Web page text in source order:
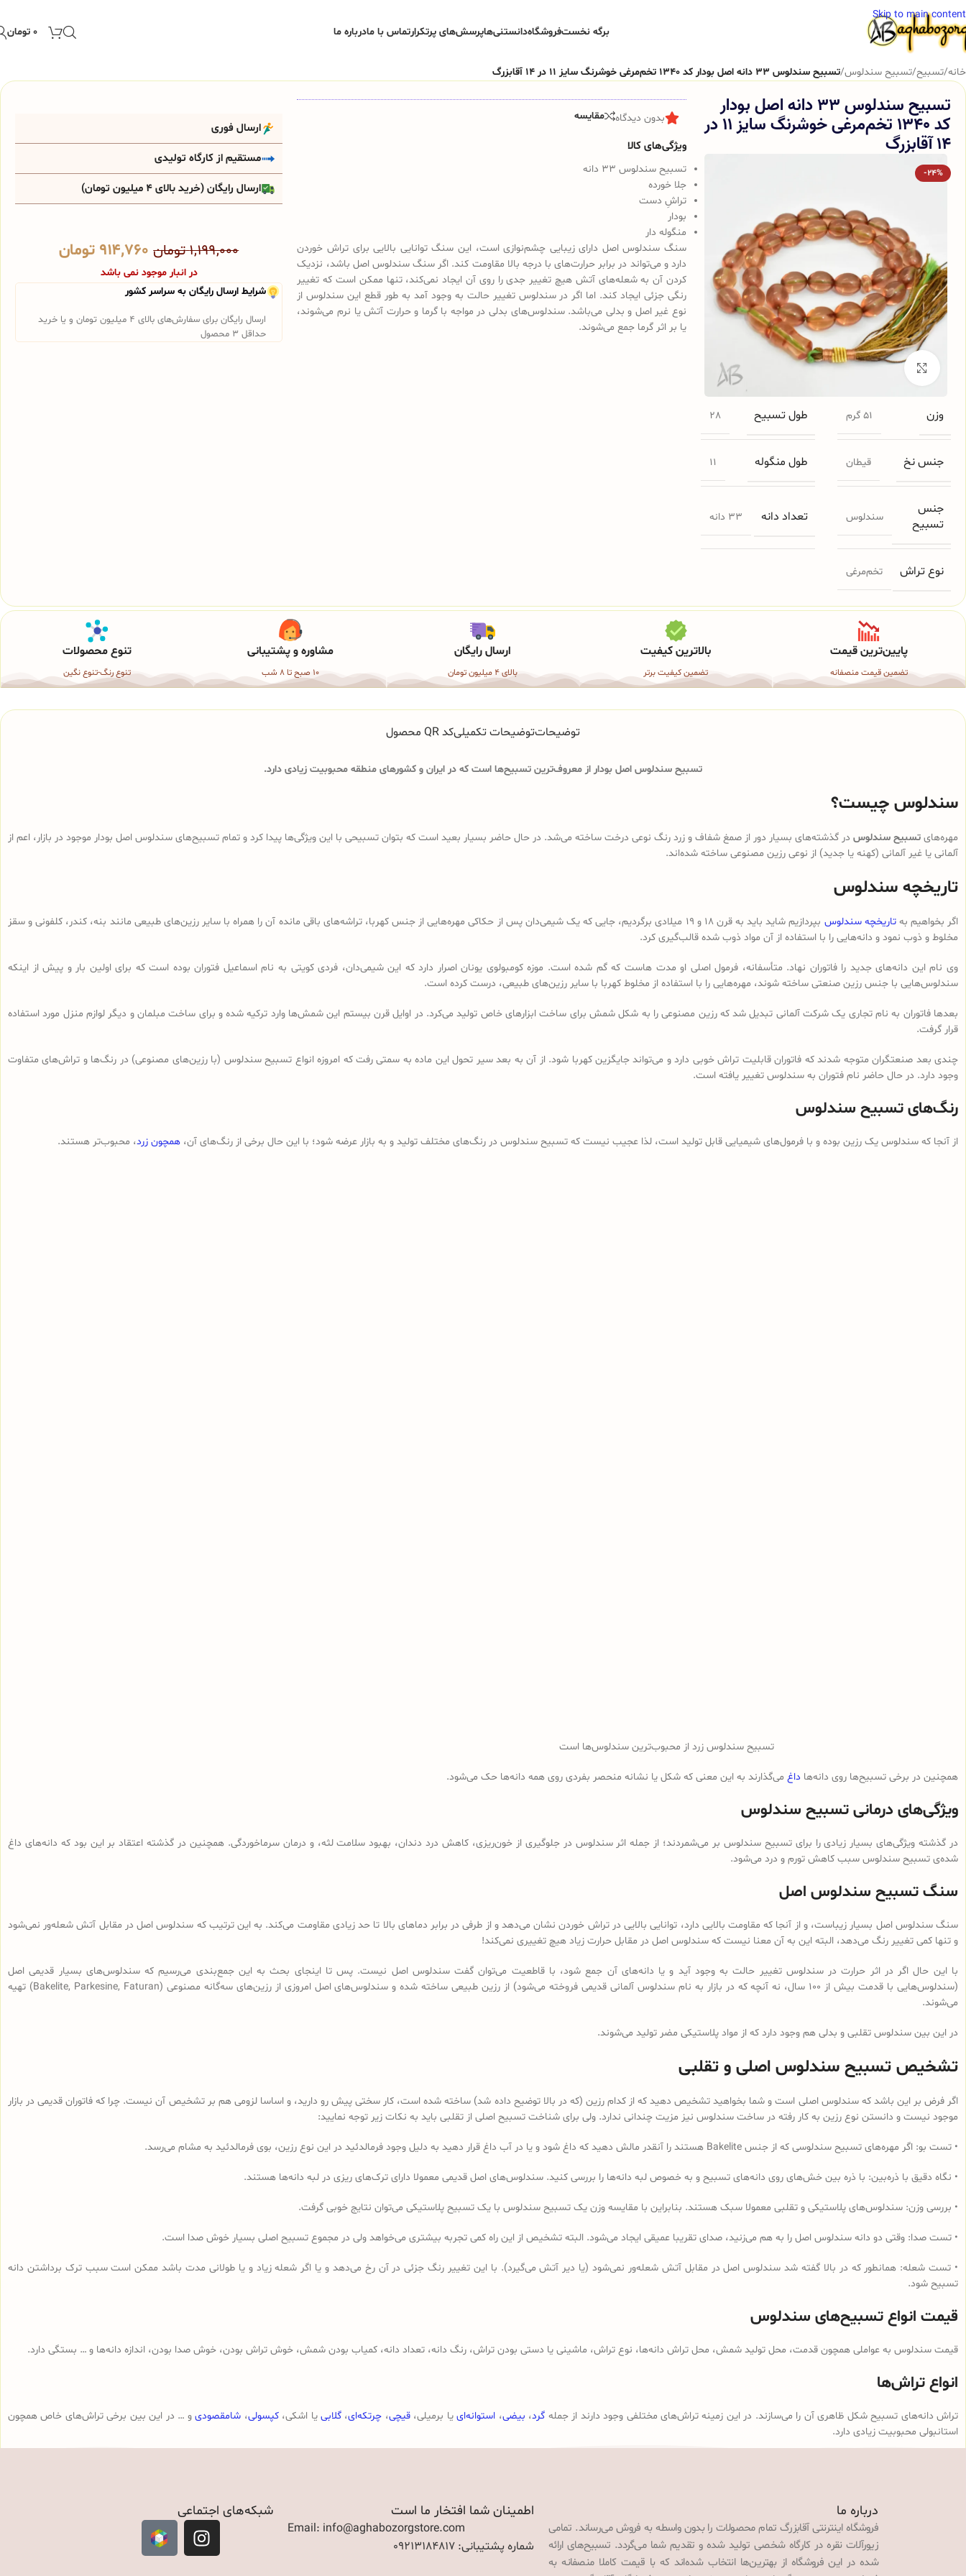
Skip to main content
برگه نخستفروشگاهدانستنی‌هاپرسش‌های پرتکرارتماس با مادرباره ما ۰ تومان
خانه/تسبیح/تسبیح سندلوس/تسبیح سندلوس 33 دانه اصل بودار کد 1340 تخم‌مرغی خوشرنگ سایز 11 در 14 آقابزرگ
تسبیح سندلوس 33 دانه اصل بودار
کد 1340 تخم‌مرغی خوشرنگ سایز 11 در
14 آقابزرگ
-24%
برای بزرگنمایی کلیک کنید
وزن 51 گرم طول تسبیح 28
جنس نخ قیطان طول منگوله 11
جنس
تسبیح
سندلوس تعداد دانه 33 دانه
نوع تراش تخم‌مرغی
بدون دیدگاه مقایسه
ویژگی‌های کالا
تسبیح سندلوس 33 دانه
جلا خورده
تراشِ دست
بودار
منگوله دار
سنگ سندلوس اصل دارای زیبایی چشم‌نوازی است، این سنگ توانایی بالایی برای تراش خوردن
دارد و می‌تواند در برابر حرارت‌های با درجه بالا مقاومت کند. اگر سنگ سندلوس اصل باشد، نزدیک
کردن آن به شعله‌های آتش هیچ تغییر جدی را روی آن ایجاد نمی‌کند، تنها ممکن است که تغییر
رنگی جزئی ایجاد کند. اما اگر در سندلوس تغییر حالت به وجود آمد به طور قطع این سندلوس از
نوع غیر اصل و بدلی می‌باشد. سندلوس‌های بدلی در مواجه با گرما و حرارت آتش یا نرم می‌شوند،
یا بر اثر گرما جمع می‌شوند.
ارسال فوری
مستقیم از کارگاه تولیدی
ارسال رایگان (خرید بالای 4 میلیون تومان)
۱,۱۹۹,۰۰۰تومان ۹۱۴,۷۶۰ تومان
در انبار موجود نمی باشد
شرایط ارسال رایگان به سراسر کشور
ارسال رایگان برای سفارش‌های بالای 4 میلیون تومان و یا خرید
حداقل 3 محصول
پایین‌ترین قیمت
تضمین قیمت منصفانه
بالاترین کیفیت
تضمین کیفیت برتر
ارسال رایگان
بالای 4 میلیون تومان
مشاوره و پشتیبانی
10 صبح تا 8 شب
تنوع محصولات
تنوع رنگ-تنوع نگین
توضیحاتتوضیحات تکمیلیکد QR محصول
تسبیح سندلوس اصل بودار از معروف‌ترین تسبیح‌ها است که در ایران و کشورهای منطقه محبوبیت زیادی دارد.
سندلوس چیست؟
مهره‌های تسبیح سندلوس در گذشته‌های بسیار دور از صمغ شفاف و زرد رنگ نوعی درخت ساخته می‌شد. در حال حاضر بسیار بعید است که بتوان تسبیحی با این ویژگی‌ها پیدا کرد و تمام تسبیح‌های سندلوس‌ اصل بودار موجود در بازار، اعم از
آلمانی یا غیر آلمانی (کهنه یا جدید) از نوعی رزین مصنوعی ساخته شده‌اند.
تاریخچه سندلوس
اگر بخواهیم بهتاریخچه سندلوس
بپردازیم شاید باید به قرن 18 و 19 میلادی برگردیم، جایی که یک شیمی‌دان پس از حکاکی مهره‌هایی از جنس کهربا، تراشه‌های باقی مانده آن را همراه با سایر رزین‌های طبیعی مانند بنه، کندر، کلفونی و سقز
مخلوط و ذوب نمود و دانه‌هایی را با استفاده از آن مواد ذوب شده قالب‌گیری کرد.
وی نام این دانه‌های جدید را فاتوران نهاد. متأسفانه، فرمول اصلی او مدت هاست که گم شده است. موزه کومبولوی یونان اصرار دارد که این شیمی‌دان، فردی کویتی به نام اسماعیل فتوران بوده است که برای اولین بار و پیش از اینکه
سندلوس‌هایی با جنس رزین صنعتی ساخته شوند، مهره‌هایی را با استفاده از مخلوط کهربا با سایر رزین‌های طبیعی، درست کرده است.
بعدها فاتوران به نام تجاری یک شرکت آلمانی تبدیل شد که رزین مصنوعی را به شکل شمش برای ساخت ابزارهای خاص تولید می‌کرد. در اوایل قرن بیستم این شمش‌ها وارد ترکیه شده و برای ساخت مبلمان و دیگر لوازم منزل مورد استفاده
قرار گرفت.
چندی بعد صنعتگران متوجه شدند که فاتوران قابلیت تراش خوبی دارد و می‌تواند جایگزین کهربا شود. از آن به بعد سیر تحول این ماده به سمتی رفت که امروزه انواع تسبیح‌ سندلوس (با رزین‌های مصنوعی) در رنگ‌ها و تراش‌های متفاوت
وجود دارد. در حال حاضر نام فتوران به سندلوس تغییر یافته است.
رنگ‌های تسبیح سندلوس
از آنجا که سندلوس یک رزین بوده و با فرمول‌های شیمیایی قابل تولید است، لذا عجیب نیست که تسبیح سندلوس در رنگ‌های مختلف تولید و به بازار عرضه شود؛ با این حال برخی از رنگ‌های آن، همچون زرد، محبوب‌تر هستند.
تسبیح سندلوس زرد از محبوب‌ترین سندلوس‌ها است
همچنین در برخی تسبیح‌ها روی دانه‌ها داغ می‌گذارند به این معنی که شکل یا نشانه منحصر بفردی روی همه دانه‌ها حک می‌شود.
ویژگی‌های درمانی تسبیح سندلوس
در گذشته ویژگی‌های بسیار زیادی را برای تسبیح سندلوس بر می‌شمردند؛ از جمله اثر سندلوس در جلوگیری از خون‌ریزی، کاهش درد دندان، بهبود سلامت لثه، و درمان سرماخوردگی. همچنین در گذشته اعتقاد بر این بود که دانه‌های داغ
شده‌ی تسبیح سندلوس سبب کاهش تورم و درد می‌شود.
سنگ تسبیح سندلوس اصل
سنگ سندلوس اصل بسیار زیباست، و از آنجا که مقاومت بالایی دارد، توانایی بالایی در تراش خوردن نشان می‌دهد و از طرفی در برابر دماهای بالا تا حد زیادی مقاومت می‌کند. به این ترتیب که سندلوس اصل در مقابل آتش شعله‌ور نمی‌شود
و تنها کمی تغییر رنگ می‌دهد، البته این به آن معنا نیست که سندلوس اصل در مقابل حرارت زیاد هیچ تغییری نمی‌کند!
با این حال اگر در اثر حرارت در سندلوس تغییر حالت به وجود آید و یا دانه‌های آن جمع شود، با قاطعیت می‌توان گفت سندلوس اصل نیست. پس تا اینجای بحث به این جمع‌بندی می‌رسیم که سندلوس‌های بسیار قدیمی اصل
(سندلوس‌هایی با قدمت بیش از 100 سال، نه آنچه که در بازار به نام سندلوس آلمانی قدیمی فروخته می‌شود) از رزین طبیعی ساخته شده و سندلوس‌‌های اصل امروزی از رزین‌های سه‌گانه مصنوعی (Bakelite, Parkesine, Faturan) تهیه
می‌شوند.
در این بین سندلوس تقلبی و بدلی هم وجود دارد که از مواد پلاستیکی مضر تولید می‌شوند.
تشخیص تسبیح سندلوس اصلی و تقلبی
اگر فرض بر این باشد که سندلوس اصلی است و شما بخواهید تشخیص دهید که از کدام رزین (که در بالا توضیح داده شد) ساخته شده است، کار سختی پیش رو دارید، و اساسا لزومی هم بر تشخیص آن نیست. چرا که فاتوران قدیمی در بازار
موجود نیست و دانستن نوع رزین به کار رفته در ساخت سندلوس نیز مزیت چندانی ندارد. ولی برای شناخت تسبیح اصلی از تقلبی باید به نکات زیر توجه نمایید:
• تست بو: اگر مهره‌های تسبیح‌ سندلوسی که از جنس Bakelite هستند را آنقدر مالش دهید که داغ شود و یا در آب داغ قرار دهید به دلیل وجود فرمالدئید در این نوع رزین، بوی فرمالدئید به مشام می‌رسد.
• نگاه دقیق با ذره‌بین: با ذره بین خش‌های روی دانه‌های تسبیح و به خصوص لبه دانه‌ها را بررسی کنید. سندلوس‌های اصل قدیمی معمولا دارای ترک‌های ریزی در لبه دانه‌ها هستند.
• بررسی وزن: سندلوس‌های پلاستیکی و تقلبی معمولا سبک هستند. بنابراین با مقایسه وزن یک تسبیح سندلوس با یک تسبیح پلاستیکی می‌توان نتایج خوبی گرفت.
• تست صدا: وقتی دو دانه سندلوس اصل را به هم می‌زنید، صدای تقریبا عمیقی ایجاد می‌شود. البته تشخیص از این راه کمی تجربه بیشتری می‌خواهد ولی در مجموع تسبیح اصلی بسیار خوش صدا است.
• تست شعله: همانطور که در بالا گفته شد سندلوس اصل در مقابل آتش شعله‌ور نمی‌شود (یا دیر آتش می‌گیرد). با این تغییر رنگ جزئی در آن رخ می‌دهد و یا اگر شعله زیاد و یا طولانی مدت باشد ممکن است سبب ترک برداشتن دانه
تسبیح شود.
قیمت انواع تسبیح‌های سندلوس
قیمت سندلوس به عواملی همچون قدمت، محل تولید شمش، محل تراش دانه‌ها، نوع تراش، ماشینی یا دستی بودن تراش، رنگ دانه، تعداد دانه، کمیاب بودن شمش، خوش تراش بودن، خوش صدا بودن، اندازه دانه‌ها و … بستگی دارد.
انواع تراش‌ها
تراش دانه‌های تسبیح شکل ظاهری آن را می‌سازند. در این زمینه تراش‌های مختلفی وجود دارند از جمله گرد، بیضی، استوانه‌اییا برمیلی،قیچی، چرتکه‌ای، گلابی یا اشکی،کپسولی، شامقصودیو … در این بین برخی تراش‌های خاص همچون
استانبولی محبوبیت زیادی دارد.
درباره ما
فروشگاه اینترنتی آقابزرگ تمام محصولات را بدون واسطه به فروش می‌رساند. تمامی
زیورآلات نقره در کارگاه شخصی تولید شده و تقدیم شما می‌گردد. تسبیح‌های ارائه
شده در این فروشگاه از بهترین‌ها انتخاب شده‌اند که با قیمت کاملا منصفانه به
اطمینان شما افتخار ما است
Email: info@aghabozorgstore.com
شماره پشتیبانی: 09213184817
شبکه‌های اجتماعی